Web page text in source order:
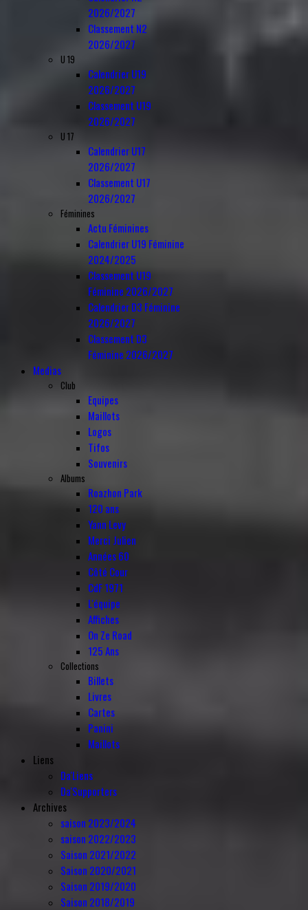
2026/2027
Classement N2
2026/2027
U 19
Calendrier U19
2026/2027
Classement U19
2026/2027
U 17
Calendrier U17
2026/2027
Classement U17
2026/2027
Féminines
Actu Féminines
Calendrier U19 Féminine
2024/2025
Classement U19
Féminine 2026/2027
Calendrier D3 Féminine
2026/2027
Classement D3
Féminine 2026/2027
Medias
Club
Equipes
Maillots
Logos
Tifos
Souvenirs
Albums
Roazhon Park
120 ans
Yann Levy
Merci Julien
Années 60
Côté Cour
CdF 1971
L'équipe
Affiches
On Ze Road
125 Ans
Collections
Billets
Livres
Cartes
Panini
Maillots
Liens
Da'Liens
Da'Supporters
Archives
saison 2023/2024
saison 2022/2023
Saison 2021/2022
Saison 2020/2021
Saison 2019/2020
Saison 2018/2019